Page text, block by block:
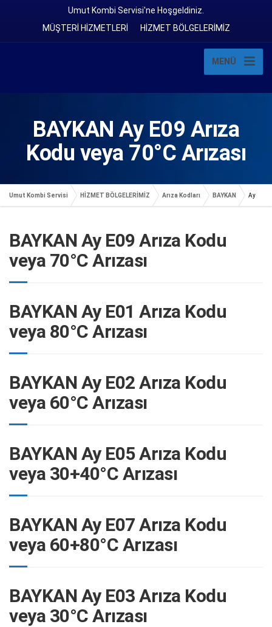
Umut Kombi Servisi'ne Hoşgeldiniz.
MÜŞTERİ HİZMETLERİ
HİZMET BÖLGELERİMİZ
MENÜ
BAYKAN Ay E09 Arıza
Kodu veya 70°C Arızası
Umut Kombi Servisi HİZMET BÖLGELERİMİZ Arıza Kodları BAYKAN Ay
BAYKAN Ay E09 Arıza Kodu
veya 70°C Arızası
BAYKAN Ay E01 Arıza Kodu
veya 80°C Arızası
BAYKAN Ay E02 Arıza Kodu
veya 60°C Arızası
BAYKAN Ay E05 Arıza Kodu
veya 30+40°C Arızası
BAYKAN Ay E07 Arıza Kodu
veya 60+80°C Arızası
BAYKAN Ay E03 Arıza Kodu
veya 30°C Arızası